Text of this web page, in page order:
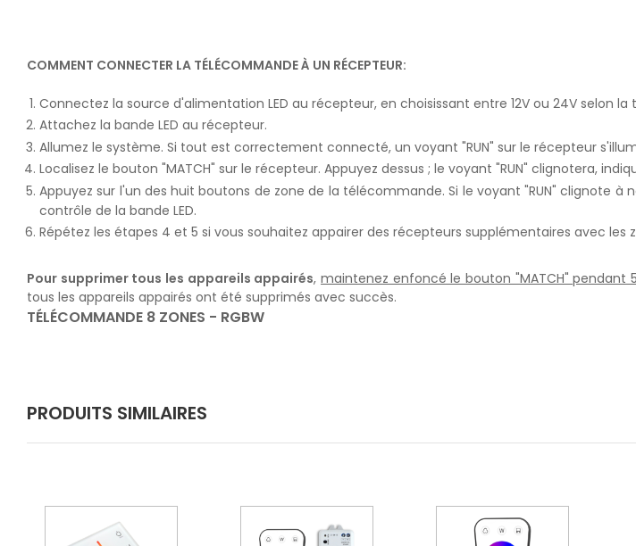
COMMENT CONNECTER LA TÉLÉCOMMANDE À UN RÉCEPTEUR:
Connectez la source d'alimentation LED au récepteur, en choisissant entre 12V ou 24V selon la
Attachez la bande LED au récepteur.
Allumez le système. Si tout est correctement connecté, un voyant "RUN" sur le récepteur
Localisez le bouton "MATCH" sur le récepteur. Appuyez dessus ; le voyant "RUN" clignotera,
Appuyez sur l'un des huit boutons de zone de la télécommande. Si le voyant "RUN"
contrôle de la bande LED.
Répétez les étapes 4 et 5 si vous souhaitez appairer des récepteurs supplémentaires avec
Pour supprimer tous les appareils appairés,maintenez enfoncé le bouton "MATCH" pendant
tous les appareils appairés ont été supprimés avec succès.
TÉLÉCOMMANDE 8 ZONES - RGBW
PRODUITS SIMILAIRES